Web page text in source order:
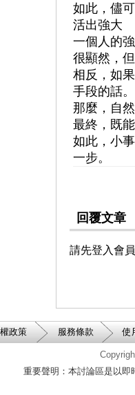
如此，儘
活出強大
一個人的
很顯然，
相反，如
手段的話。
那麼，自
最終，既
如此，小
一步。
回覆文章
請先登入會員
政策 服務條款 使
重要聲明：本討論區是以即